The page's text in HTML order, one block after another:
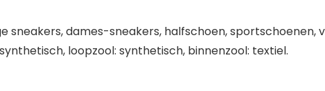
sneakers, dames-sneakers, halfschoen, sportschoenen,
loopzool: synthetisch, binnenzool: textiel.